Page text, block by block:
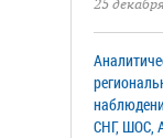
25
СНГ, ШОС,